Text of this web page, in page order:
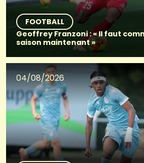
FOOTBALL
Geoffrey Franzoni : « Il faut
saison maintenant »
04/08/2026